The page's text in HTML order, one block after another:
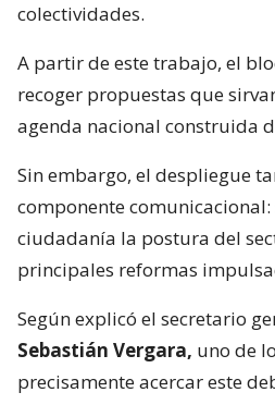
colectividades.
A partir de este trabajo, el
recoger propuestas que
agenda nacional construida
Sin embargo, el despliegue
componente
ciudadanía la postura del
principales reformas
Según explicó el secretario
Sebastián Vergara, uno de
precisamente acercar este